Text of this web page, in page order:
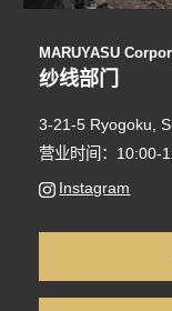
MARUYASU
纱线部门
3-21-5 Ryogoku,
营业时间：10:00-
Instagram